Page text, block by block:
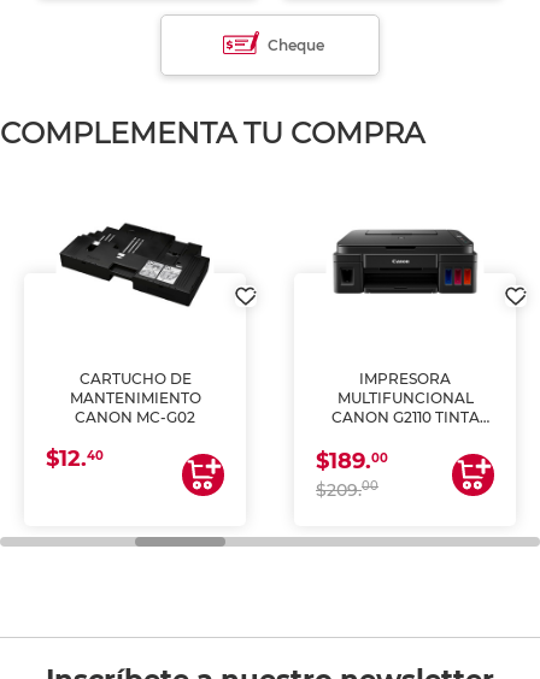
Cheque
COMPLEMENTA TU COMPRA
CARTUCHO DE
MANTENIMIENTO
CANON MC-G02
$12.40
IMPRESORA
MULTIFUNCIONAL
CANON G2110 TINTA
$189.00
$209.00